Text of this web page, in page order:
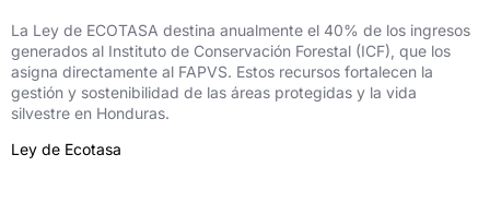
La Ley de ECOTASA destina anualmente el 40% de los ingresos
generados al Instituto de Conservación Forestal (ICF), que los
asigna directamente al FAPVS. Estos recursos fortalecen la
gestión y sostenibilidad de las áreas protegidas y la vida
silvestre en Honduras.
Ley de Ecotasa